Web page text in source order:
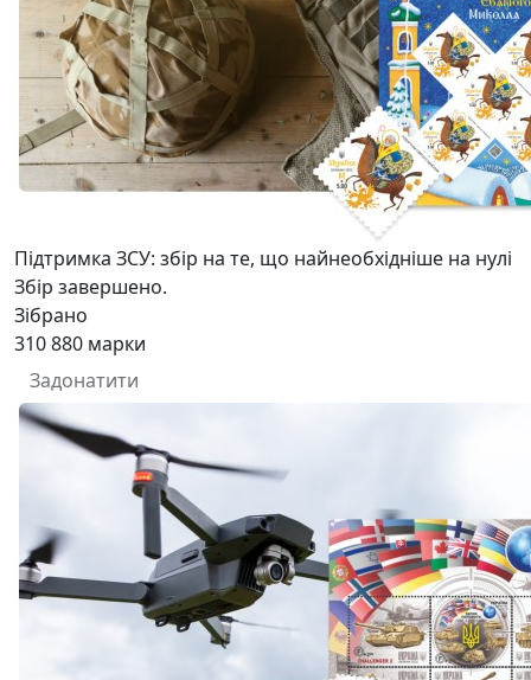
Підтримка ЗСУ: збір на те, що найнеобхідніше на нулі
Збір завершено.
Зібрано
310 880 марки
Задонатити